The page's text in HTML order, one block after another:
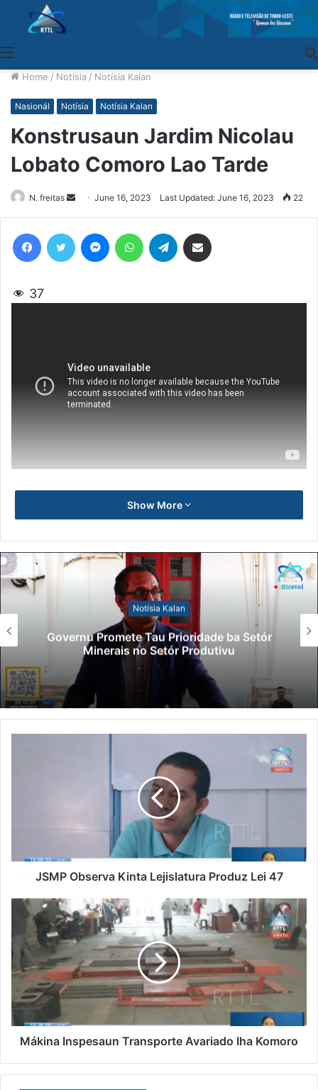
Home / Notísia / Notísia Kalan
Nasionál Notísia Notísia Kalan
Konstrusaun Jardim Nicolau
Lobato Comoro Lao Tarde
N. freitas
Send
an
email
June 16, 2023 Last Updated: June 16, 2023 22
37
Show More
Notísia Kalan
Governu Promete Tau Prioridade ba Setór
Minerais no Setór Produtivu
JSMP Observa Kinta Lejislatura Produz Lei 47
Mákina Inspesaun Transporte Avariado Iha Komoro